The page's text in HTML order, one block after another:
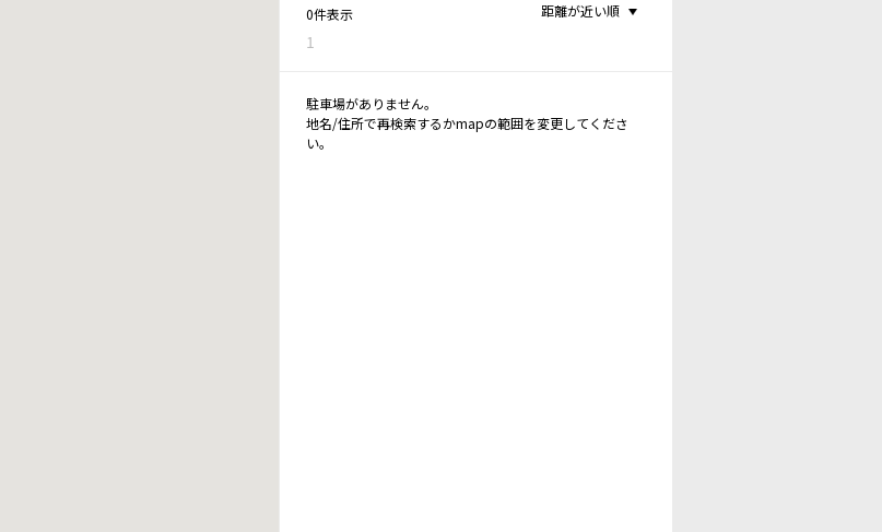
0件表示
1
距離が近い順
駐車場がありません。
地名/住所で再検索するかmapの範囲を変更してくださ
い。